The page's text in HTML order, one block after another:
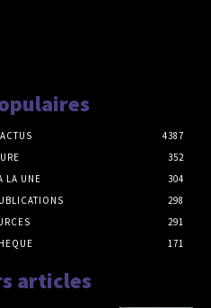
4387
352
LA UNE
304
298
291
171
articles